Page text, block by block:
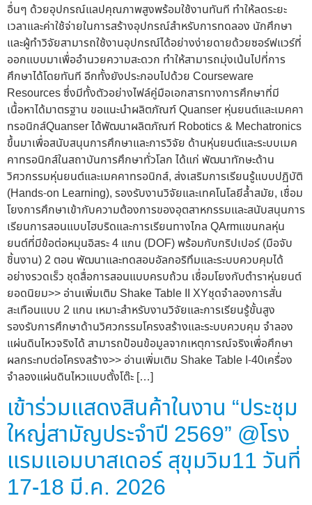
อื่นๆ ด้วยอุปกรณ์แลปคุณภาพสูงพร้อมใช้งานทันที ทำให้ลดระยะ
เวลาและค่าใช้จ่ายในการสร้างอุปกรณ์สำหรับการทดลอง นักศึกษา
และผู้ทำวิจัยสามารถใช้งานอุปกรณ์ได้อย่างง่ายดายด้วยซอร์ฟแวร์ที่
ออกแบบมาเพื่ออำนวยความสะดวก ทำให้สามารถมุ่งเน้นไปที่การ
ศึกษาได้โดยทันที อีกทั้งยังประกอบไปด้วย Courseware
Resources ซึ่งมีทั้งตัวอย่างไฟล์คู่มือเอกสารทางการศึกษาที่มี
เนื้อหาได้มาตรฐาน ขอแนะนำผลิตภัณฑ์ Quanser หุ่นยนต์และเมคคา
ทรอนิกส์Quanser ได้พัฒนาผลิตภัณฑ์ Robotics & Mechatronics
ขึ้นมาเพื่อสนับสนุนการศึกษาและการวิจัย ด้านหุ่นยนต์และระบบเมค
คาทรอนิกส์ในสถาบันการศึกษาทั่วโลก ได้แก่ พัฒนาทักษะด้าน
วิศวกรรมหุ่นยนต์และเมคคาทรอนิกส์, ส่งเสริมการเรียนรู้แบบปฏิบัติ
(Hands-on Learning), รองรับงานวิจัยและเทคโนโลยีล้ำสมัย, เชื่อม
โยงการศึกษาเข้ากับความต้องการของอุตสาหกรรมและสนับสนุนการ
เรียนการสอนแบบไฮบริดและการเรียนทางไกล QArmแขนกลหุ่น
ยนต์ที่มีข้อต่อหมุนอิสระ 4 แกน (DOF) พร้อมกับกริปเปอร์ (มือจับ
ชิ้นงาน) 2 ตอน พัฒนาและทดสอบอัลกอริทึมและระบบควบคุมได้
อย่างรวดเร็ว ชุดสื่อการสอนแบบครบถ้วน เชื่อมโยงกับตำราหุ่นยนต์
ยอดนิยม>> อ่านเพิ่มเติม Shake Table II XYชุดจำลองการสั่น
สะเทือนแบบ 2 แกน เหมาะสำหรับงานวิจัยและการเรียนรู้ขั้นสูง
รองรับการศึกษาด้านวิศวกรรมโครงสร้างและระบบควบคุม จำลอง
แผ่นดินไหวจริงได้ สามารถป้อนข้อมูลจากเหตุการณ์จริงเพื่อศึกษา
ผลกระทบต่อโครงสร้าง>> อ่านเพิ่มเติม Shake Table I-40เครื่อง
จำลองแผ่นดินไหวแบบตั้งโต๊ะ […]
เข้าร่วมแสดงสินค้าในงาน “ประชุม
ใหญ่สามัญประจำปี 2569” @โรง
แรมแอมบาสเดอร์ สุขุมวิม11 วันที่
17-18 มี.ค. 2026